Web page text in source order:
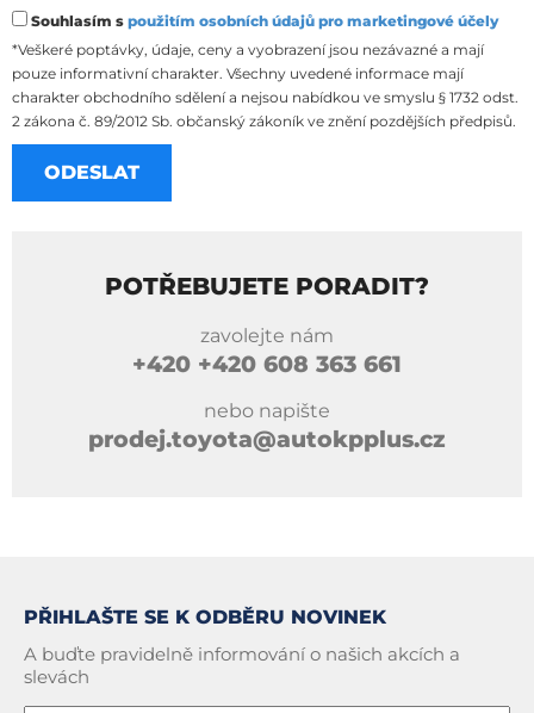
Souhlasím s použitím osobních údajů pro marketingové účely
*Veškeré poptávky, údaje, ceny a vyobrazení jsou nezávazné a mají
pouze informativní charakter. Všechny uvedené informace mají
charakter obchodního sdělení a nejsou nabídkou ve smyslu § 1732 odst.
2 zákona č. 89/2012 Sb. občanský zákoník ve znění pozdějších předpisů.
POTŘEBUJETE PORADIT?
zavolejte nám
+420 +420 608 363 661
nebo napište
prodej.toyota@autokpplus.cz
PŘIHLAŠTE SE K ODBĚRU NOVINEK
A buďte pravidelně informování o našich akcích a
slevách